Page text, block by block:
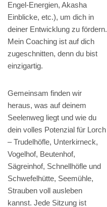
Engel-Energien, Akasha
Einblicke, etc.), um dich in
deiner Entwicklung zu fördern.
Mein Coaching ist auf dich
zugeschnitten, denn du bist
einzigartig.
Gemeinsam finden wir
heraus, was auf deinem
Seelenweg liegt und wie du
dein volles Potenzial für Lorch
– Trudelhöfle, Unterkirneck,
Vogelhof, Beutenhof,
Sägreinhof, Schnellhöfle und
Schwefelhütte, Seemühle,
Strauben voll ausleben
kannst. Jede Sitzung ist